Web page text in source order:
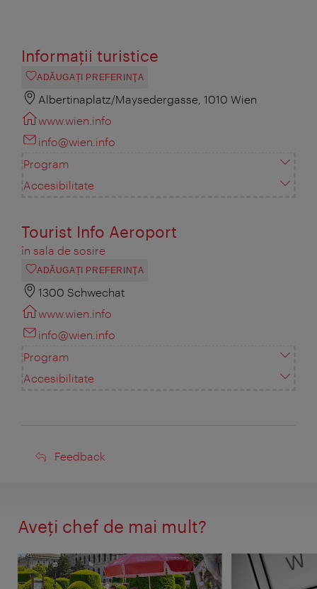
Informaţii turistice
ADĂUGAȚI PREFERINŢA
Albertinaplatz/Maysedergasse, 1010 Wien
www.wien.info
info@wien.info
Program
Accesibilitate
Tourist Info Aeroport
în sala de sosire
ADĂUGAȚI PREFERINŢA
1300 Schwechat
www.wien.info
info@wien.info
Program
Accesibilitate
Feedback
Feedback
Aveţi chef de mai mult?